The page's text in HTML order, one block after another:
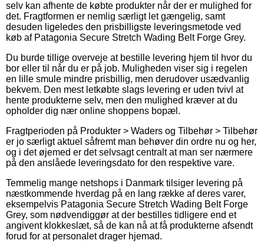
selv kan afhente de købte produkter når der er mulighed for
det. Fragtformen er nemlig særligt let gængelig, samt
desuden ligeledes den prisbilligste leveringsmetode ved
køb af Patagonia Secure Stretch Wading Belt Forge Grey.
Du burde tillige overveje at bestille levering hjem til hvor du
bor eller til når du er på job. Muligheden viser sig i regelen
en lille smule mindre prisbillig, men derudover usædvanlig
bekvem. Den mest letkøbte slags levering er uden tvivl at
hente produkterne selv, men den mulighed kræver at du
opholder dig nær online shoppens bopæl.
Fragtperioden på Produkter > Waders og Tilbehør > Tilbehør
er jo særligt aktuel såfremt man behøver din ordre nu og her,
og i det øjemed er det selvsagt centralt at man ser nærmere
på den anslåede leveringsdato for den respektive vare.
Temmelig mange netshops i Danmark tilsiger levering på
næstkommende hverdag på en lang række af deres varer,
eksempelvis Patagonia Secure Stretch Wading Belt Forge
Grey, som nødvendiggør at der bestilles tidligere end et
angivent klokkeslæt, så de kan nå at få produkterne afsendt
forud for at personalet drager hjemad.